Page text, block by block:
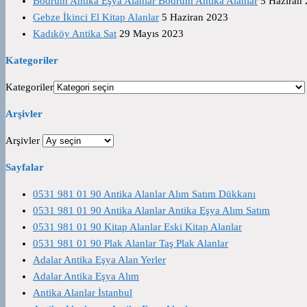
Gebze İkinci El Kitap Alanlar 5 Haziran 2023
Kadıköy Antika Sat 29 Mayıs 2023
Kategoriler
Kategoriler
Arşivler
Arşivler
Sayfalar
0531 981 01 90 Antika Alanlar Alım Satım Dükkanı
0531 981 01 90 Antika Alanlar Antika Eşya Alım Satım
0531 981 01 90 Kitap Alanlar Eski Kitap Alanlar
0531 981 01 90 Plak Alanlar Taş Plak Alanlar
Adalar Antika Eşya Alan Yerler
Adalar Antika Eşya Alım
Antika Alanlar İstanbul